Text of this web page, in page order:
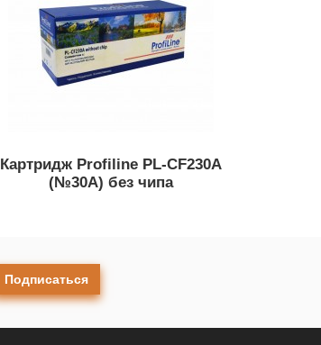
Картридж Profiline PL-CF230A
(№30A) без чипа
Подписаться